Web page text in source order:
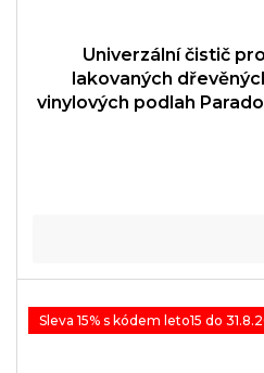
Univerzální čistič
lakovaných
vinylových podlah
Sleva 15% s kódem leto15 do